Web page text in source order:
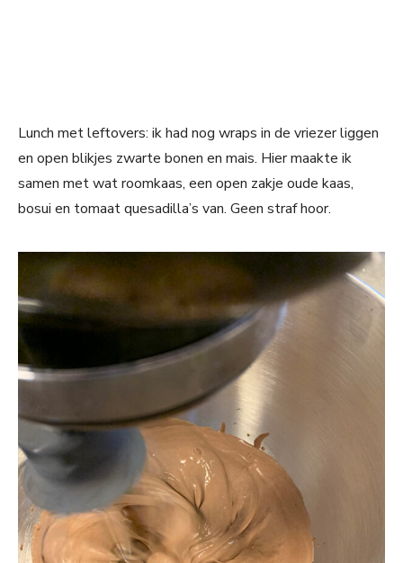
Lunch met leftovers: ik had nog wraps in de vriezer liggen
en open blikjes zwarte bonen en mais. Hier maakte ik
samen met wat roomkaas, een open zakje oude kaas,
bosui en tomaat quesadilla’s van. Geen straf hoor.